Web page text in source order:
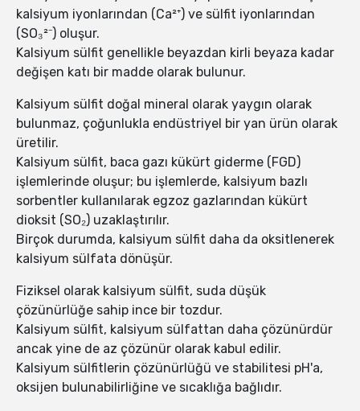
kalsiyum iyonlarından (Ca²⁺) ve sülfit iyonlarından
(SO₃²⁻) oluşur.
Kalsiyum sülfit genellikle beyazdan kirli beyaza kadar
değişen katı bir madde olarak bulunur.
Kalsiyum sülfit doğal mineral olarak yaygın olarak
bulunmaz, çoğunlukla endüstriyel bir yan ürün olarak
üretilir.
Kalsiyum sülfit, baca gazı kükürt giderme (FGD)
işlemlerinde oluşur; bu işlemlerde, kalsiyum bazlı
sorbentler kullanılarak egzoz gazlarından kükürt
dioksit (SO₂) uzaklaştırılır.
Birçok durumda, kalsiyum sülfit daha da oksitlenerek
kalsiyum sülfata dönüşür.
Fiziksel olarak kalsiyum sülfit, suda düşük
çözünürlüğe sahip ince bir tozdur.
Kalsiyum sülfit, kalsiyum sülfattan daha çözünürdür
ancak yine de az çözünür olarak kabul edilir.
Kalsiyum sülfitlerin çözünürlüğü ve stabilitesi pH'a,
oksijen bulunabilirliğine ve sıcaklığa bağlıdır.